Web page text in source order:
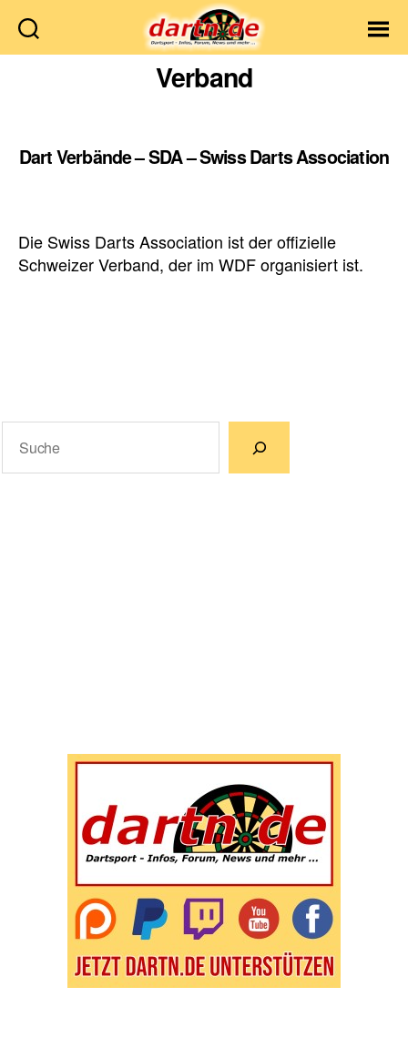
Dartn.de
Verband
Dart Verbände – SDA – Swiss Darts Association
Die Swiss Darts Association ist der offizielle
Schweizer Verband, der im WDF organisiert ist.